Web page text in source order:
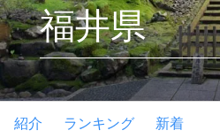
福井県
紹介 ランキング 新着